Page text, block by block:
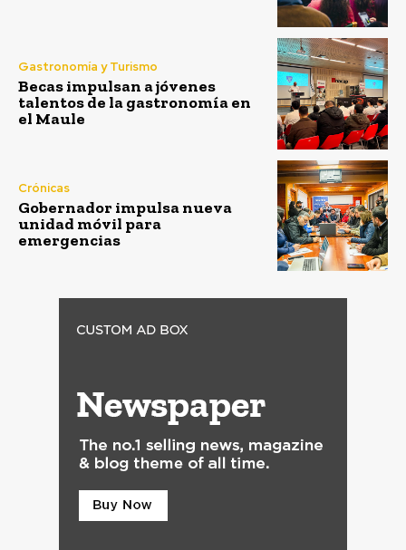
Gastronomía y Turismo
Becas impulsan a jóvenes
talentos de la gastronomía en
el Maule
Crónicas
Gobernador impulsa nueva
unidad móvil para
emergencias